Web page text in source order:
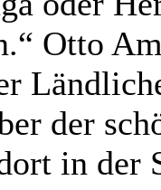
Otto
der
in der